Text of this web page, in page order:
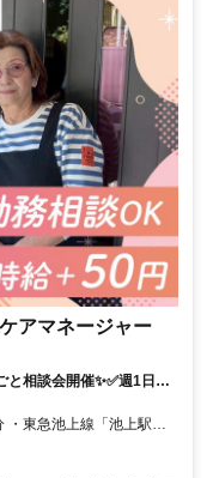
アマネージャー
と相談会開催✨✅週1日～
歩14分